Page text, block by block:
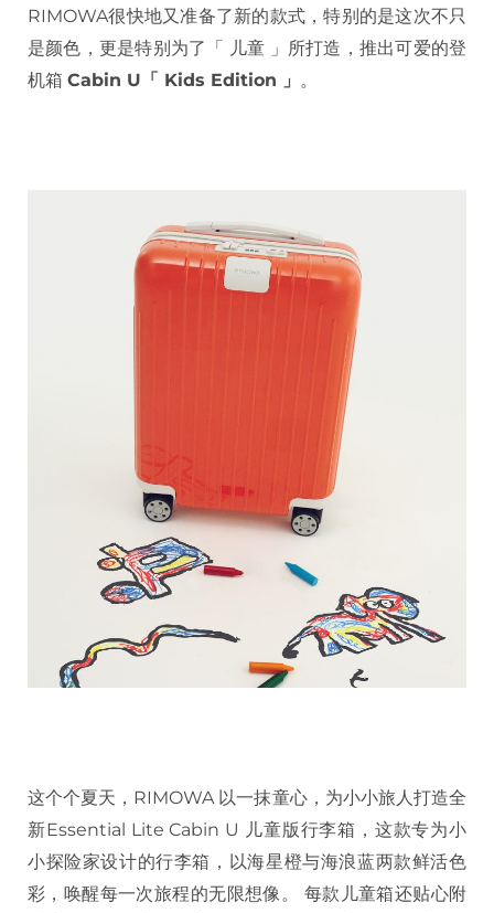
RIMOWA很快地又准备了新的款式，特别的是这次不只
是颜色，更是特别为了「 儿童 」所打造，推出可爱的登
机箱 Cabin U「 Kids Edition 」 。
这个个夏天，RIMOWA 以一抹童心，为小小旅人打造全
新Essential Lite Cabin U 儿童版行李箱，这款专为小
小探险家设计的行李箱，以海星橙与海浪蓝两款鲜活色
彩，唤醒每一次旅程的无限想像。 每款儿童箱还贴心附